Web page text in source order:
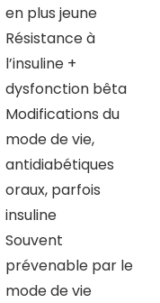
en plus jeune
Résistance à
l’insuline +
dysfonction bêta
Modifications du
mode de vie,
antidiabétiques
oraux, parfois
insuline
Souvent
prévenable par le
mode de vie